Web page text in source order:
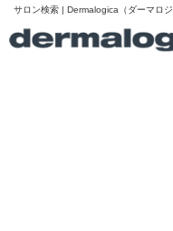
サロン検索 | Dermalogica（ダーマロ